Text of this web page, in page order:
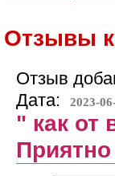
Отзывы
Отзыв
Дата:
2023-
" как